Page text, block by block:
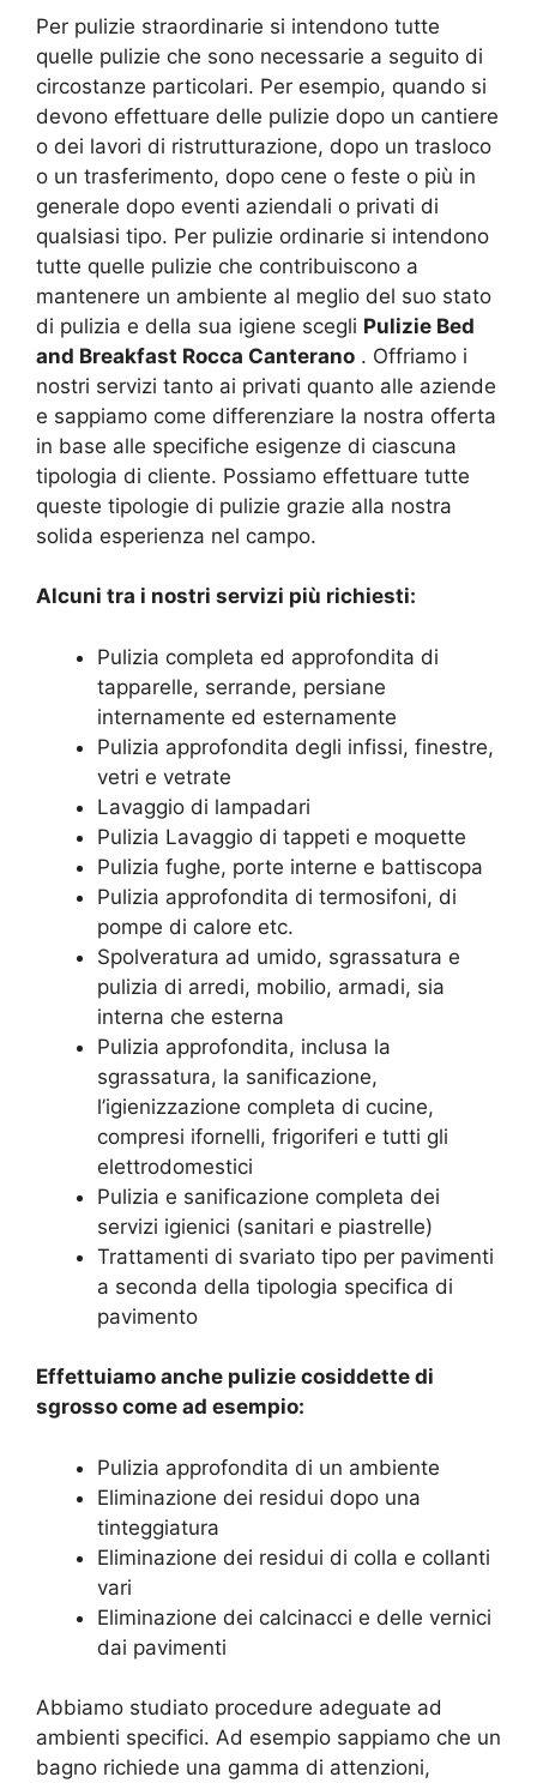
Per pulizie straordinarie si intendono tutte
quelle pulizie che sono necessarie a seguito di
circostanze particolari. Per esempio, quando si
devono effettuare delle pulizie dopo un cantiere
o dei lavori di ristrutturazione, dopo un trasloco
o un trasferimento, dopo cene o feste o più in
generale dopo eventi aziendali o privati di
qualsiasi tipo. Per pulizie ordinarie si intendono
tutte quelle pulizie che contribuiscono a
mantenere un ambiente al meglio del suo stato
di pulizia e della sua igiene scegli Pulizie Bed
and Breakfast Rocca Canterano . Offriamo i
nostri servizi tanto ai privati quanto alle aziende
e sappiamo come differenziare la nostra offerta
in base alle specifiche esigenze di ciascuna
tipologia di cliente. Possiamo effettuare tutte
queste tipologie di pulizie grazie alla nostra
solida esperienza nel campo.
Alcuni tra i nostri servizi più richiesti:
Pulizia completa ed approfondita di
tapparelle, serrande, persiane
internamente ed esternamente
Pulizia approfondita degli infissi, finestre,
vetri e vetrate
Lavaggio di lampadari
Pulizia Lavaggio di tappeti e moquette
Pulizia fughe, porte interne e battiscopa
Pulizia approfondita di termosifoni, di
pompe di calore etc.
Spolveratura ad umido, sgrassatura e
pulizia di arredi, mobilio, armadi, sia
interna che esterna
Pulizia approfondita, inclusa la
sgrassatura, la sanificazione,
l’igienizzazione completa di cucine,
compresi ifornelli, frigoriferi e tutti gli
elettrodomestici
Pulizia e sanificazione completa dei
servizi igienici (sanitari e piastrelle)
Trattamenti di svariato tipo per pavimenti
a seconda della tipologia specifica di
pavimento
Effettuiamo anche pulizie cosiddette di
sgrosso come ad esempio:
Pulizia approfondita di un ambiente
Eliminazione dei residui dopo una
tinteggiatura
Eliminazione dei residui di colla e collanti
vari
Eliminazione dei calcinacci e delle vernici
dai pavimenti
Abbiamo studiato procedure adeguate ad
ambienti specifici. Ad esempio sappiamo che un
bagno richiede una gamma di attenzioni,